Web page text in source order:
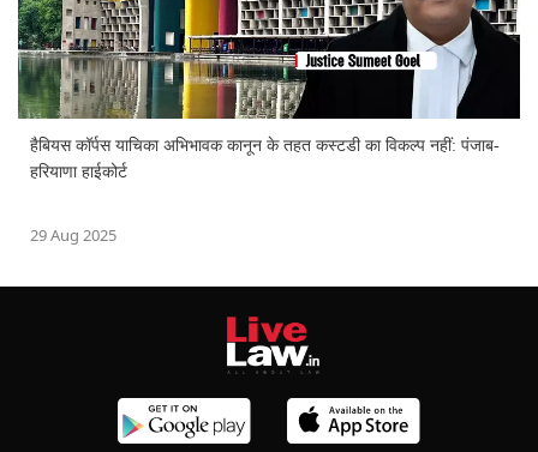
हैबियस कॉर्पस याचिका अभिभावक कानून के तहत कस्टडी का विकल्प नहीं: पंजाब-
हरियाणा हाईकोर्ट
29 Aug 2025